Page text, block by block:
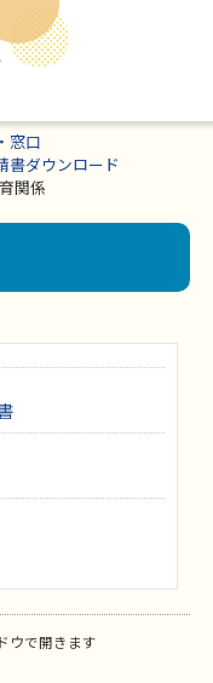
窓口
書ダウンロード
関係
ウで開きます